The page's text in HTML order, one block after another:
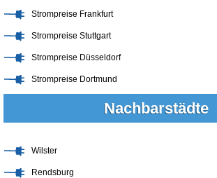
Strompreise Frankfurt
Strompreise Stuttgart
Strompreise Düsseldorf
Strompreise Dortmund
Nachbarstädte
Wilster
Rendsburg